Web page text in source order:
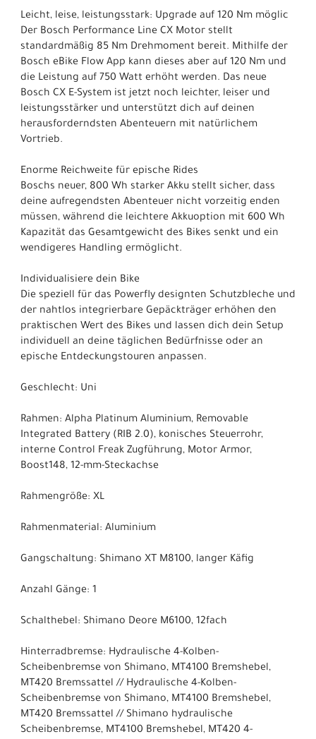
Leicht, leise, leistungsstark: Upgrade auf 120 Nm möglic
Der Bosch Performance Line CX Motor stellt
standardmäßig 85 Nm Drehmoment bereit. Mithilfe der
Bosch eBike Flow App kann dieses aber auf 120 Nm und
die Leistung auf 750 Watt erhöht werden. Das neue
Bosch CX E-System ist jetzt noch leichter, leiser und
leistungsstärker und unterstützt dich auf deinen
herausforderndsten Abenteuern mit natürlichem
Vortrieb.
Enorme Reichweite für epische Rides
Boschs neuer, 800 Wh starker Akku stellt sicher, dass
deine aufregendsten Abenteuer nicht vorzeitig enden
müssen, während die leichtere Akkuoption mit 600 Wh
Kapazität das Gesamtgewicht des Bikes senkt und ein
wendigeres Handling ermöglicht.
Individualisiere dein Bike
Die speziell für das Powerfly designten Schutzbleche und
der nahtlos integrierbare Gepäckträger erhöhen den
praktischen Wert des Bikes und lassen dich dein Setup
individuell an deine täglichen Bedürfnisse oder an
epische Entdeckungstouren anpassen.
Geschlecht: Uni
Rahmen: Alpha Platinum Aluminium, Removable
Integrated Battery (RIB 2.0), konisches Steuerrohr,
interne Control Freak Zugführung, Motor Armor,
Boost148, 12-mm-Steckachse
Rahmengröße: XL
Rahmenmaterial: Aluminium
Gangschaltung: Shimano XT M8100, langer Käfig
Anzahl Gänge: 1
Schalthebel: Shimano Deore M6100, 12fach
Hinterradbremse: Hydraulische 4-Kolben-
Scheibenbremse von Shimano, MT4100 Bremshebel,
MT420 Bremssattel // Hydraulische 4-Kolben-
Scheibenbremse von Shimano, MT4100 Bremshebel,
MT420 Bremssattel // Shimano hydraulische
Scheibenbremse, MT4100 Bremshebel, MT420 4-